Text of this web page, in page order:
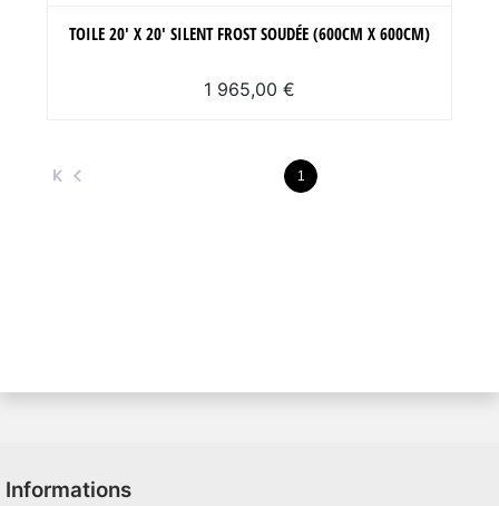
TOILE 20' X 20' SILENT FROST SOUDÉE (600CM X 600CM)
1 965,00 €
1
Informations